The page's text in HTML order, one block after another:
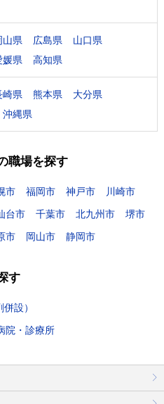
山県 広島県
山口県
媛県 高知県
崎県 熊本県
大分県
沖縄県
職場を探す
市 福岡市 神戸市
川崎市
台市 千葉市 北九州市
堺市
市 岡山市 静岡市
す
設）
院・診療所